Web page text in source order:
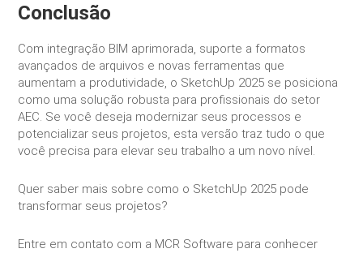
Conclusão
Com integração BIM aprimorada, suporte a formatos
avançados de arquivos e novas ferramentas que
aumentam a produtividade, o SketchUp 2025 se posiciona
como uma solução robusta para profissionais do setor
AEC. Se você deseja modernizar seus processos e
potencializar seus projetos, esta versão traz tudo o que
você precisa para elevar seu trabalho a um novo nível.
Quer saber mais sobre como o SketchUp 2025 pode
transformar seus projetos?
Entre em contato com a MCR Software para conhecer